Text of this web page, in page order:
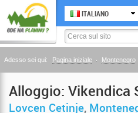
ITALIANO
Adesso sei qui: Pagina iniziale Montenegro
Alloggio: Vikendica
Lovcen Cetinje,